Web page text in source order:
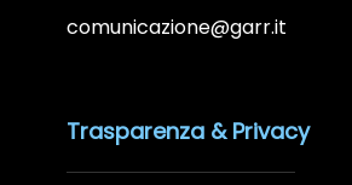
comunicazione@garr.it
Trasparenza & Privacy